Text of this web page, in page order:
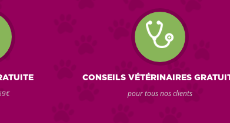
CONSEILS VÉTÉRINAIRES
pour tous nos clients